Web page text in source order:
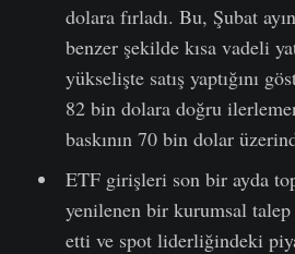
dolara fırladı. Bu, Şubat
benzer şekilde kısa vadeli
yükselişte satış yaptığını
82 bin dolara doğru
baskının 70 bin dolar
ETF girişleri son bir ayda
yenilenen bir kurumsal talep
etti ve spot liderliğindeki